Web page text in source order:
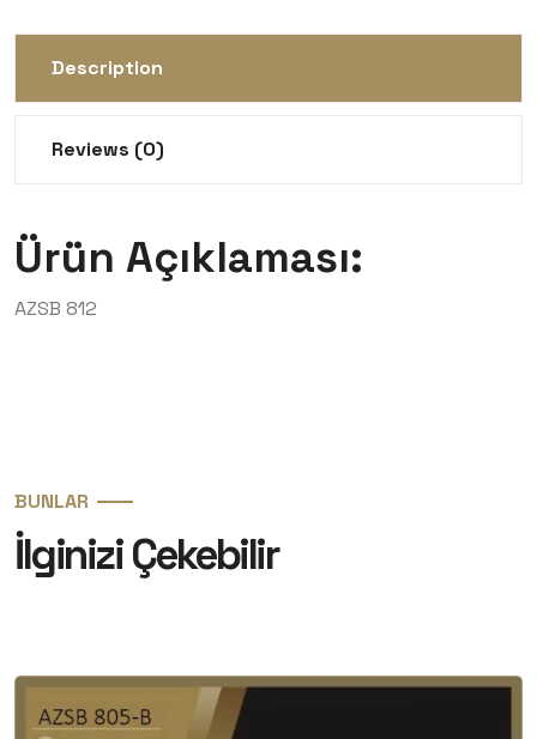
Description
Reviews (0)
Ürün Açıklaması:
AZSB 812
BUNLAR
İlginizi Çekebilir